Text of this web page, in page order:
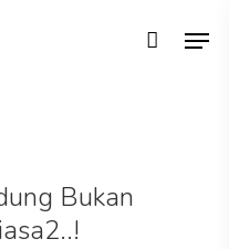
Bukan